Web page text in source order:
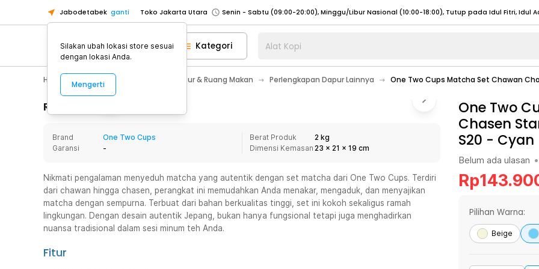
Jabodetabek ganti Toko Jakarta Utara
Toko Tangerang
Toko Cikupa
Pick n Go Jakarta Barat
Senin - Jumat (07:00 - 20:00), Sabtu - Minggu (08:00 - 20:00), Tutup pada Idul Fitri
Pick n Go Bekasi
Senin - Jumat (08:00 - 20:00), Sabtu - Minggu/ Libur Nasional (08:00 - 17:00) Selengkapnya
Senin - Jumat (08:00 - 20:00), Sabtu - Minggu/ Libur Nasional (08:00 - 17:00) Selengkapnya
Senin - Sabtu (09:00-20:00), Minggu/Libur Nasional (12:00-20:00), Tutup pada Idul Fitri
Toko Jakarta Barat
Senin - Sabtu (09:00-20:00), Minggu/Libur Nasional (12:00-20:00), Tutup pada Idul Fitri
Toko Tangerang
Toko Cikupa
Pick n Go Jakarta Barat
Senin - Jumat (07:00 - 20:00), Sabtu - Minggu (08:00 - 20:00), Tutup pada Idul Fitri
Pick n Go Bekasi
Senin - Jumat (08:00 - 20:00), Sabtu - Minggu/ Libur Nasional (08:00 - 17:00) Selengkapnya
Kategori Alat Kopi
Home Appliance Perlengkapan Dapur & Ruang Makan Perlengkapan Dapur Lainnya One Two Cups Matcha Set Chawan
Rincian Produk
Brand
One Two Cups
Garansi
-
Berat Produk
2 kg
Dimensi Kemasan 23 x 21 x 19 cm
Nikmati pengalaman menyeduh matcha yang autentik dengan set matcha dari One Two Cups. Terdiri
dari chawan hingga chasen, perangkat ini memudahkan Anda menakar, mengaduk, dan menyajikan
matcha dengan sempurna. Terbuat dari bahan berkualitas tinggi, set ini kokoh sekaligus ramah
lingkungan. Dengan desain autentik Jepang, bukan hanya fungsional tetapi juga menghadirkan
nuansa tradisional dalam sesi minum teh Anda.
Fitur
One Two
Chasen
S20 - Cyan
Belum ada ulasan •
Rp
Pilihan Warna:
Beige
Silakan ubah lokasi store sesuai
dengan lokasi Anda.
Mengerti